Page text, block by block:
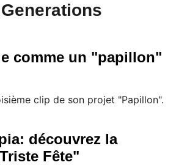
comme un "papillon"
clip de son projet "Papillon".
découvrez la
Fête"